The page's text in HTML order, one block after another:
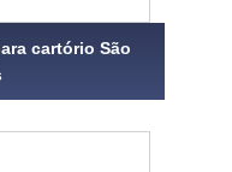
cartório São